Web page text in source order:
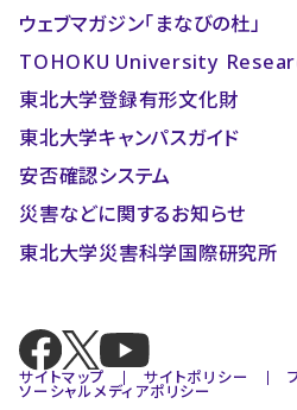
ウェブマガジン「まなびの杜」
TOHOKU University
東北大学登録有形文化財
東北大学キャンパスガイド
安否確認システム
災害などに関するお知らせ
東北大学災害科学国際研究所
サイトマップ サイトポリシー
ソーシャルメディアポリシー